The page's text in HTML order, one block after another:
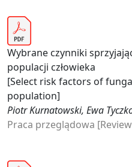
Wybrane czynniki
populacji człowieka
[Select risk factors of
population]
Piotr Kurnatowski, Ewa
Praca przeglądowa